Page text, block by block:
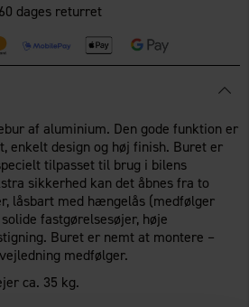
60 dages returret
af aluminium. Den gode funktion er
enkelt design og høj finish. Buret er
tilpasset til brug i bilens
sikkerhed kan det åbnes fra to
låsbart med hængelås (medfølger
fastgørelsesøjer, høje
Buret er nemt at montere –
medfølger.
ca. 35 kg.